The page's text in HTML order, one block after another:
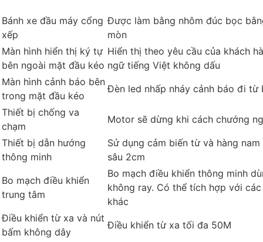
Bánh xe đầu máy cổng
xếp
Được làm bằng nhôm đúc bọc
mòn
Màn hình hiển thị ký tự
bên ngoài mặt đầu kéo
Hiển thị theo yêu cầu của khách
ngữ tiếng Việt không dấu
Màn hình cảnh báo bên
trong mặt đầu kéo
Đèn led nhấp nháy cảnh báo đi từ
Thiết bị chống va
chạm
Motor sẽ dừng khi cách chướng
Thiết bị dẫn hướng
thông minh
Sử dụng cảm biến từ và hàng
sâu 2cm
Bo mạch điều khiển
trung tâm
Bo mạch điều khiển thông minh
không ray. Có thể tích hợp với
khác
Điều khiển từ xa và nút
bấm không dây
Điều khiển từ xa tối đa 50M